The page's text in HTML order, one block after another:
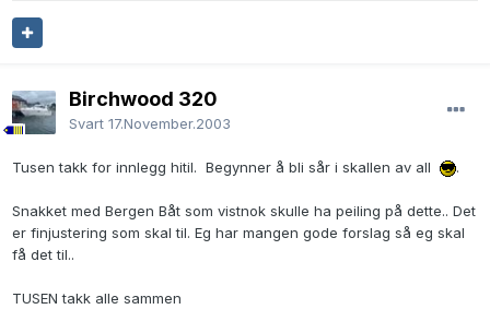
Birchwood 320
Svart 17.November.2003
Tusen takk for innlegg hitil. Begynner å bli sår i skallen av all .
Snakket med Bergen Båt som vistnok skulle ha peiling på dette.. Det
er finjustering som skal til. Eg har mangen gode forslag så eg skal
få det til..
TUSEN takk alle sammen